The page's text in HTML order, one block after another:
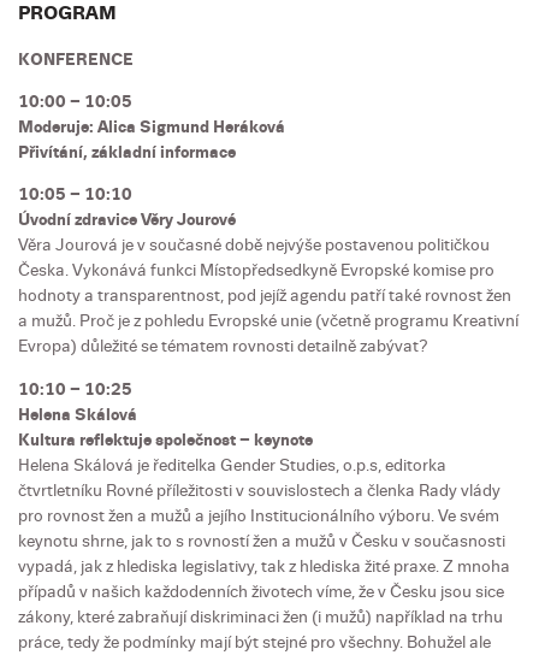
PROGRAM
KONFERENCE
10:00 – 10:05
Moderuje: Alica Sigmund Heráková
Přivítání, základní informace
10:05 – 10:10
Úvodní zdravice Věry Jourové
Věra Jourová je v současné době nejvýše postavenou političkou
Česka. Vykonává funkci Místopředsedkyně Evropské komise pro
hodnoty a transparentnost, pod jejíž agendu patří také rovnost žen
a mužů. Proč je z pohledu Evropské unie (včetně programu Kreativní
Evropa) důležité se tématem rovnosti detailně zabývat?
10:10 – 10:25
Helena Skálová
Kultura reflektuje společnost – keynote
Helena Skálová je ředitelka Gender Studies, o.p.s, editorka
čtvrtletníku Rovné příležitosti v souvislostech a členka Rady vlády
pro rovnost žen a mužů a jejího Institucionálního výboru. Ve svém
keynotu shrne, jak to s rovností žen a mužů v Česku v současnosti
vypadá, jak z hlediska legislativy, tak z hlediska žité praxe. Z mnoha
případů v našich každodenních životech víme, že v Česku jsou sice
zákony, které zabraňují diskriminaci žen (i mužů) například na trhu
práce, tedy že podmínky mají být stejné pro všechny. Bohužel ale